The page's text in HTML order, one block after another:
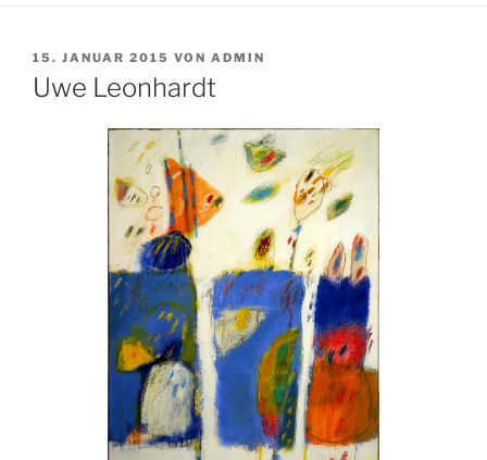
VERÖFFENTLICHT
AM
15. JANUAR 2015 VON ADMIN
Uwe Leonhardt